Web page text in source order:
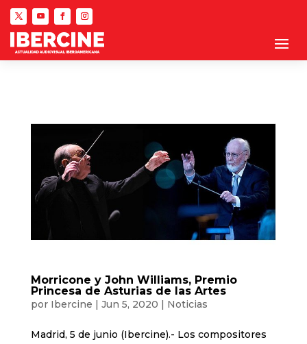
Morricone y John Williams, Premio
Princesa de Asturias de las Artes
por Ibercine | Jun 5, 2020 | Noticias
Madrid, 5 de junio (Ibercine).- Los compositores